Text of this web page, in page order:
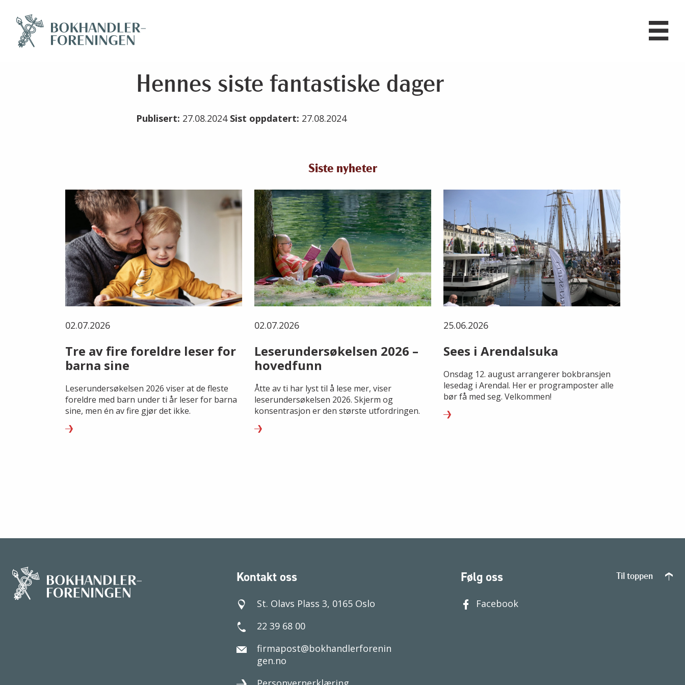
Hennes siste fantastiske dager
Publisert: 27.08.2024 Sist oppdatert: 27.08.2024
Siste nyheter
02.07.2026
Tre av fire foreldre leser for
barna sine
Leserundersøkelsen 2026 viser at de fleste
foreldre med barn under ti år leser for barna
sine, men én av fire gjør det ikke.
02.07.2026
Leserundersøkelsen 2026 –
hovedfunn
Åtte av ti har lyst til å lese mer, viser
leserundersøkelsen 2026. Skjerm og
konsentrasjon er den største utfordringen.
25.06.2026
Sees i Arendalsuka
Onsdag 12. august arrangerer bokbransjen
lesedag i Arendal. Her er programposter alle
bør få med seg. Velkommen!
Kontakt oss
St. Olavs Plass 3, 0165 Oslo
22 39 68 00
firmapost@bokhandlerforenin
gen.no
Følg oss
Facebook
Til toppen